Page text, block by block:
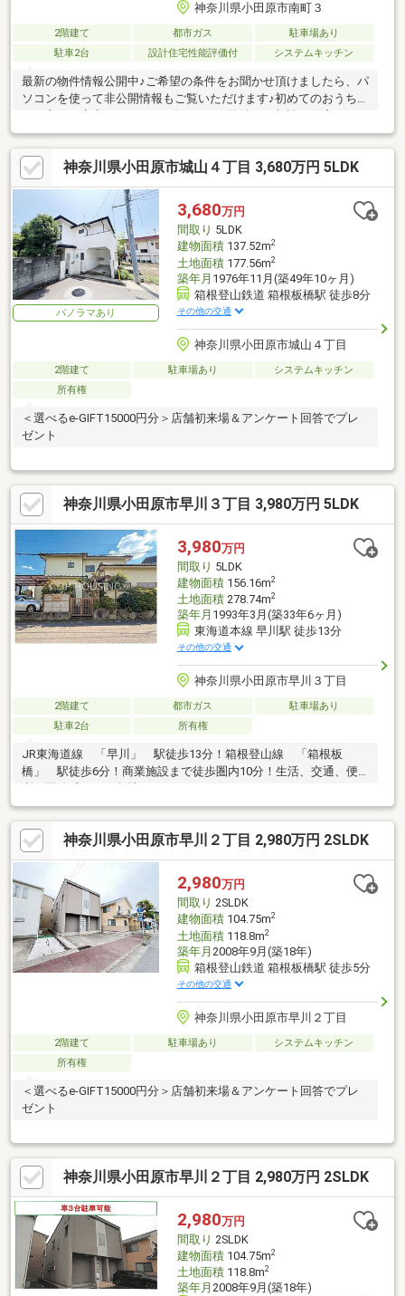
神奈川県小田原市南町３
2階建て 都市ガス
駐車場あり
駐車2台
設計住宅性能評価付 システムキッチン
最新の物件情報公開中♪ご希望の条件をお聞かせ頂けましたら、パ
ソコンを使って非公開情報もご覧いただけます♪初めてのおうち探
ン・購入に関する様々なご説明をさせて頂きます♪是非お気軽にお
問い合わせください♪【こちらの物件以外にも、ポータルサイトや
他社サイトで気になるおうちがございましたら、お気軽にご相談
ください♪】
神奈川県小田原市城山４丁目 3,680万円 5LDK
パノラマあり
3,680万円
間取り 5LDK
建物面積137.52m2
土地面積177.56m2
築年月 1976年11月(築49年10ヶ月)
箱根登山鉄道 箱根板橋駅 徒歩8分
その他の交通
神奈川県小田原市城山４丁目
2階建て 駐車場あり
システムキッチン
所有権
＜選べるe-GIFT15000円分＞店舗初来場＆アンケート回答でプレ
ゼント
神奈川県小田原市早川３丁目 3,980万円 5LDK
3,980万円
間取り 5LDK
建物面積156.16m2
土地面積278.74m2
築年月 1993年3月(築33年6ヶ月)
東海道本線 早川駅 徒歩13分
その他の交通
神奈川県小田原市早川３丁目
2階建て 都市ガス
駐車場あり
駐車2台
所有権
JR東海道線 「早川」 駅徒歩13分！箱根登山線 「箱根板
橋」 駅徒歩6分！商業施設まで徒歩圏内10分！生活、交通、便
神奈川県小田原市早川２丁目 2,980万円 2SLDK
2,980万円
間取り 2SLDK
建物面積104.75m2
土地面積118.8m2
築年月 2008年9月(築18年)
箱根登山鉄道 箱根板橋駅 徒歩5分
その他の交通
神奈川県小田原市早川２丁目
2階建て 駐車場あり
システムキッチン
所有権
＜選べるe-GIFT15000円分＞店舗初来場＆アンケート回答でプレ
ゼント
神奈川県小田原市早川２丁目 2,980万円 2SLDK
2,980万円
間取り 2SLDK
建物面積104.75m2
土地面積118.8m2
築年月 2008年9月(築18年)